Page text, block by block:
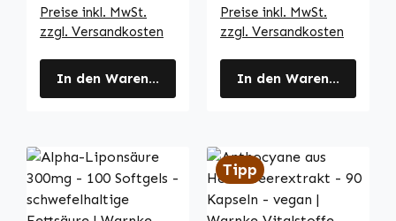
Preise inkl. MwSt.
zzgl. Versandkosten
In den Warenkorb
Preise inkl. MwSt.
zzgl. Versandkosten
In den Warenkorb
Tipp